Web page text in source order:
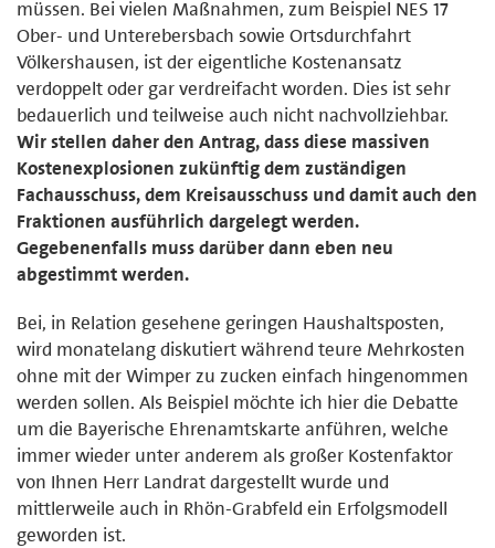
müssen. Bei vielen Maßnahmen, zum Beispiel NES 17
Ober- und Unterebersbach sowie Ortsdurchfahrt
Völkershausen, ist der eigentliche Kostenansatz
verdoppelt oder gar verdreifacht worden. Dies ist sehr
bedauerlich und teilweise auch nicht nachvollziehbar.
Wir stellen daher den Antrag, dass diese massiven
Kostenexplosionen zukünftig dem zuständigen
Fachausschuss, dem Kreisausschuss und damit auch den
Fraktionen ausführlich dargelegt werden.
Gegebenenfalls muss darüber dann eben neu
abgestimmt werden.
Bei, in Relation gesehene geringen Haushaltsposten,
wird monatelang diskutiert während teure Mehrkosten
ohne mit der Wimper zu zucken einfach hingenommen
werden sollen. Als Beispiel möchte ich hier die Debatte
um die Bayerische Ehrenamtskarte anführen, welche
immer wieder unter anderem als großer Kostenfaktor
von Ihnen Herr Landrat dargestellt wurde und
mittlerweile auch in Rhön-Grabfeld ein Erfolgsmodell
geworden ist.